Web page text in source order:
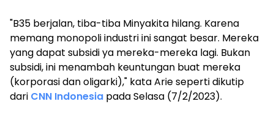
"B35 berjalan, tiba-tiba Minyakita hilang. Karena
memang monopoli industri ini sangat besar. Mereka
yang dapat subsidi ya mereka-mereka lagi. Bukan
subsidi, ini menambah keuntungan buat mereka
(korporasi dan oligarki)," kata Arie seperti dikutip
dari CNN Indonesia pada Selasa (7/2/2023).